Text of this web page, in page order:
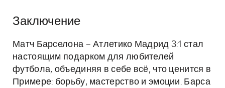
Заключение
Матч Барселона – Атлетико Мадрид 3:1 стал
настоящим подарком для любителей
футбола, объединяя в себе всё, что ценится в
Примере: борьбу, мастерство и эмоции. Барса